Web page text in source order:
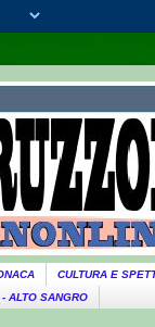
CULTURA E
ALTO SANGRO